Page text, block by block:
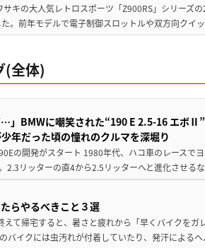
キの大人気レトロスポーツ「Z900RS」シリーズ
。前年モデルで電子制御スロットルや双方向クイ
(全体)
…」BMWに嘲笑された“190 E 2.5-16 エボ
年だった頃の憧れのクルマを深堀り
の開発がスタート 1980年代、ハコ車のレースで
2.3リッターの直4から2.5リッターへと進化させる
らやるべきこと３選
て帰宅すると、暑さと疲れから「早くバイクをガ
バイクには虫汚れが付着していたり、発汗による